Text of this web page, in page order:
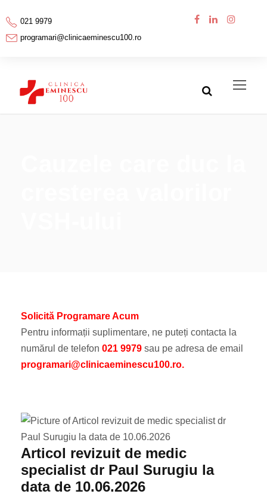
021 9979
programari@clinicaeminescu100.ro
Solicită Programare Acum
Pentru informații suplimentare, ne puteți contacta la
numărul de telefon 021 9979 sau pe adresa de email
programari@clinicaeminescu100.ro.
Articol revizuit de medic
specialist dr Paul Surugiu la
data de 10.06.2026